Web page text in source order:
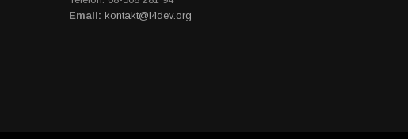
Email: kontakt@l4dev.org